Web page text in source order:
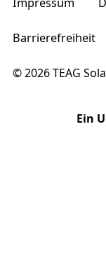
Barrierefreiheit
© 2026 TEAG
Ein